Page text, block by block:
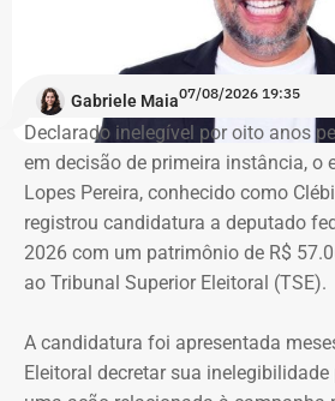
Favelas (MLB), dona Enita afirmou
ocupantes chegou ao atual prédio
“Nós já sofremos quatro despejos.
ocupação é justamente dar ao
que atenda as necessidades
que eu entrei no MLB nunca faltou
mesmo é um teto, um lar para
valer um direito constitucional que
A Central de Movimentos Populares
(CMPRJ) emitiu nota de apoio e
Gabriele Maia07/08/2026 19:35
Declarado inelegível por oito anos
em decisão de primeira instância, o
Lopes Pereira, conhecido como
registrou candidatura a deputado
2026 com um patrimônio de R$
ao Tribunal Superior Eleitoral (TSE).
A candidatura foi apresentada
Eleitoral decretar sua